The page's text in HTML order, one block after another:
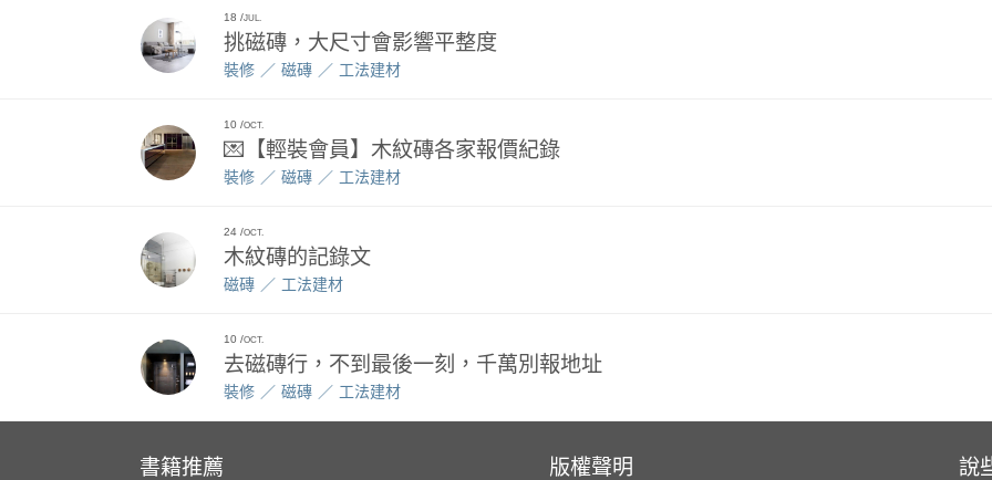
18 JUL.
挑磁磚，大尺寸會影響平整度
裝修 磁磚 工法建材
10 OCT.
💌【輕裝會員】木紋磚各家報價紀錄
裝修 磁磚 工法建材
24 OCT.
木紋磚的記錄文
磁磚 工法建材
10 OCT.
去磁磚行，不到最後一刻，千萬別報地址
裝修 磁磚 工法建材
書籍推薦 版權聲明 說